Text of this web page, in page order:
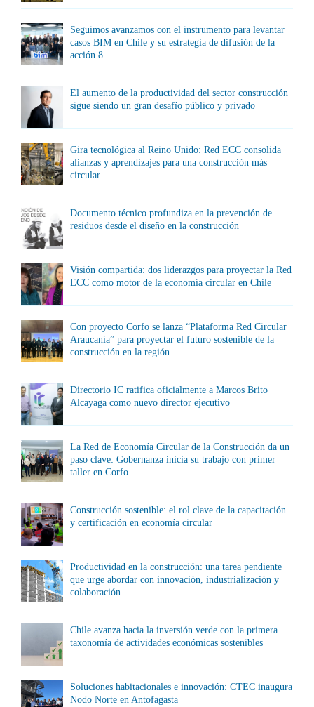
Seguimos avanzamos con el instrumento para levantar
casos BIM en Chile y su estrategia de difusión de la
acción 8
El aumento de la productividad del sector construcción
sigue siendo un gran desafío público y privado
Gira tecnológica al Reino Unido: Red ECC consolida
alianzas y aprendizajes para una construcción más
circular
Documento técnico profundiza en la prevención de
residuos desde el diseño en la construcción
Visión compartida: dos liderazgos para proyectar la Red
ECC como motor de la economía circular en Chile
Con proyecto Corfo se lanza “Plataforma Red Circular
Araucanía” para proyectar el futuro sostenible de la
construcción en la región
Directorio IC ratifica oficialmente a Marcos Brito
Alcayaga como nuevo director ejecutivo
La Red de Economía Circular de la Construcción da un
paso clave: Gobernanza inicia su trabajo con primer
taller en Corfo
Construcción sostenible: el rol clave de la capacitación
y certificación en economía circular
Productividad en la construcción: una tarea pendiente
que urge abordar con innovación, industrialización y
colaboración
Chile avanza hacia la inversión verde con la primera
taxonomía de actividades económicas sostenibles
Soluciones habitacionales e innovación: CTEC inaugura
Nodo Norte en Antofagasta